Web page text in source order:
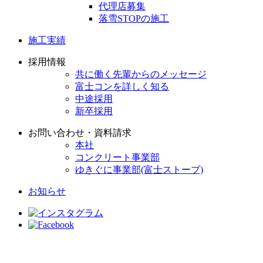
代理店募集
落雪STOPの施工
施工実績
採用情報
共に働く先輩からのメッセージ
富士コンを詳しく知る
中途採用
新卒採用
お問い合わせ・資料請求
本社
コンクリート事業部
ゆきぐに事業部(富士ストーブ)
お知らせ